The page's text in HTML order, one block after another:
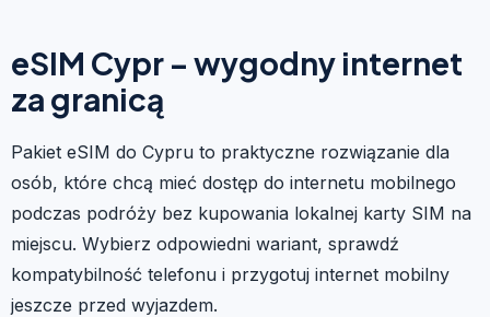
eSIM Cypr – wygodny internet
za granicą
Pakiet eSIM do Cypru to praktyczne rozwiązanie dla
osób, które chcą mieć dostęp do internetu mobilnego
podczas podróży bez kupowania lokalnej karty SIM na
miejscu. Wybierz odpowiedni wariant, sprawdź
kompatybilność telefonu i przygotuj internet mobilny
jeszcze przed wyjazdem.